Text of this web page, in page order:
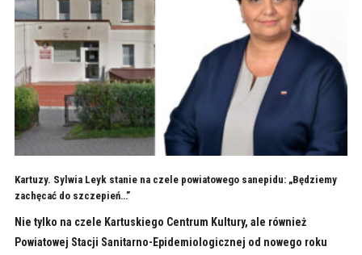
Kartuzy. Sylwia Leyk stanie na czele powiatowego sanepidu: „Będziemy
zachęcać do szczepień…”
Nie tylko na czele Kartuskiego Centrum Kultury, ale również
Powiatowej Stacji Sanitarno-Epidemiologicznej od nowego roku